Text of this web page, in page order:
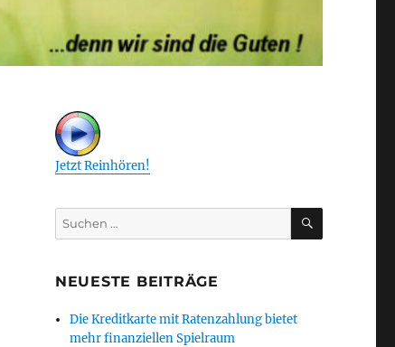
Jetzt Reinhören!
Suchen
nach:
SUCHEN
NEUESTE BEITRÄGE
Die Kreditkarte mit Ratenzahlung bietet
mehr finanziellen Spielraum